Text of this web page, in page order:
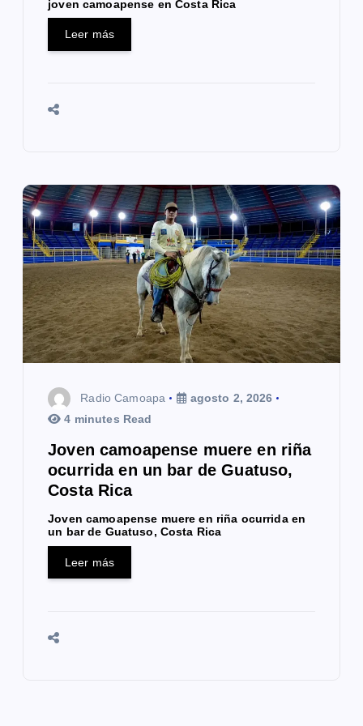
joven camoapense en Costa Rica
Leer más
Radio Camoapa
agosto 2, 2026
4 minutes Read
Joven camoapense muere en riña
ocurrida en un bar de Guatuso,
Costa Rica
Joven camoapense muere en riña ocurrida en
un bar de Guatuso, Costa Rica
Leer más